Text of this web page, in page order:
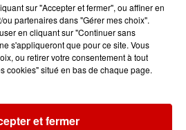
Voir plus
Marché Gourmand 2026
!
sur "Accepter et fermer", ou affiner en
partenaires dans "Gérer mes choix".
en cliquant sur "Continuer sans
s'appliqueront que pour ce site. Vous
ou retirer votre consentement à tout
cookies" situé en bas de chaque page.
et fermer